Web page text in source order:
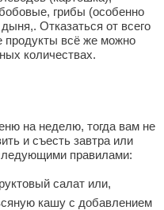
грибы (особенно
Отказаться от всего
продукты всё же можно
количествах.
на неделю, тогда вам не
и съесть завтра или
правилами:
салат или,
кашу с добавлением